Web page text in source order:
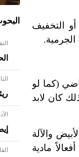
التخفيف
الجرمية.
(كما لو
كان لابد
والآلة
مادية